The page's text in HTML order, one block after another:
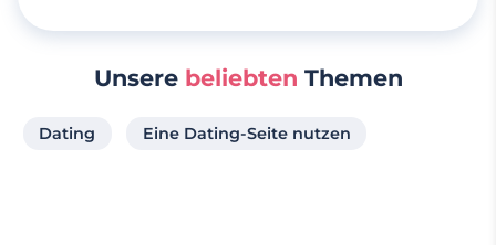
Unsere beliebten Themen
Dating Eine Dating-Seite nutzen